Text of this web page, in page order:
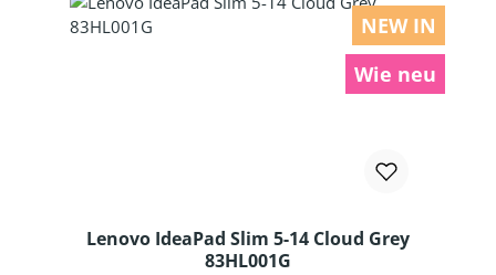
NEW IN
Wie neu
Lenovo IdeaPad Slim 5-14 Cloud Grey
83HL001G